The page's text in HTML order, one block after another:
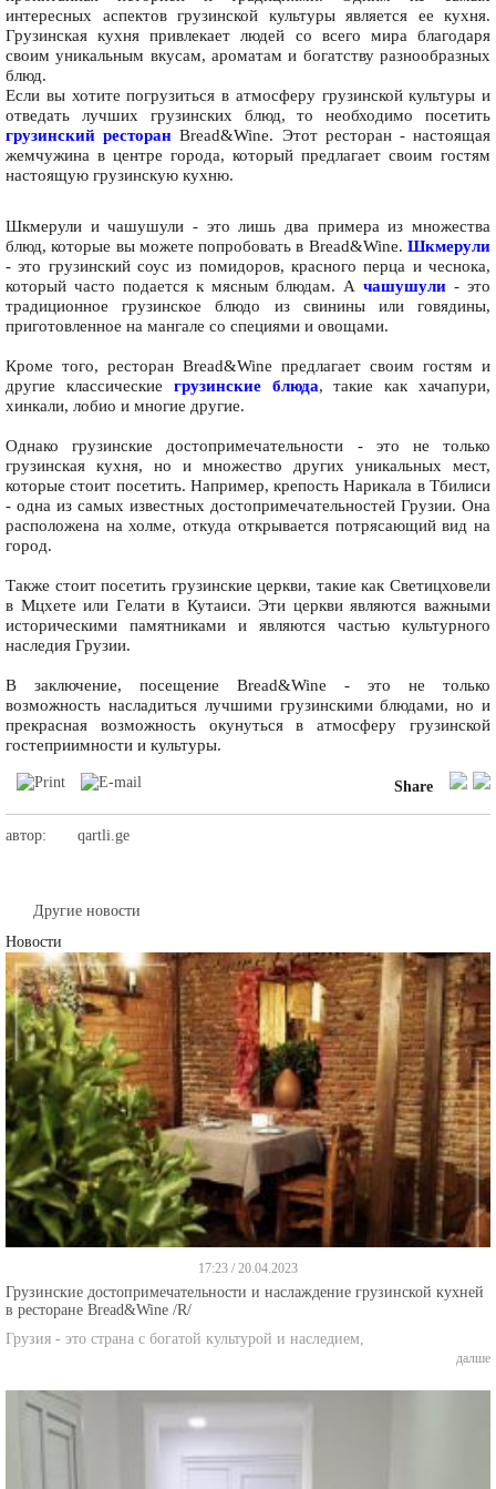
интересных аспектов грузинской культуры является ее кухня.
Грузинская кухня привлекает людей со всего мира благодаря
своим уникальным вкусам, ароматам и богатству разнообразных
блюд.
Если вы хотите погрузиться в атмосферу грузинской культуры и
отведать лучших грузинских блюд, то необходимо посетить
грузинский ресторан Bread&Wine. Этот ресторан - настоящая
жемчужина в центре города, который предлагает своим гостям
настоящую грузинскую кухню.
Шкмерули и чашушули - это лишь два примера из множества
блюд, которые вы можете попробовать в Bread&Wine. Шкмерули
- это грузинский соус из помидоров, красного перца и чеснока,
который часто подается к мясным блюдам. Ачашушули - это
традиционное грузинское блюдо из свинины или говядины,
приготовленное на мангале со специями и овощами.
Кроме того, ресторан Bread&Wine предлагает своим гостям и
другие классические грузинские блюда, такие как хачапури,
хинкали, лобио и многие другие.
Однако грузинские достопримечательности - это не только
грузинская кухня, но и множество других уникальных мест,
которые стоит посетить. Например, крепость Нарикала в Тбилиси
- одна из самых известных достопримечательностей Грузии. Она
расположена на холме, откуда открывается потрясающий вид на
город.
Также стоит посетить грузинские церкви, такие как Светицховели
в Мцхете или Гелати в Кутаиси. Эти церкви являются важными
историческими памятниками и являются частью культурного
наследия Грузии.
В заключение, посещение Bread&Wine - это не только
возможность насладиться лучшими грузинскими блюдами, но и
прекрасная возможность окунуться в атмосферу грузинской
гостеприимности и культуры.
Share
автор: qartli.ge
Другие новости
Новости
17:23 / 20.04.2023
Грузинские достопримечательности и наслаждение грузинской кухней
в ресторане Bread&Wine /R/
Грузия - это страна с богатой культурой и наследием,
далше